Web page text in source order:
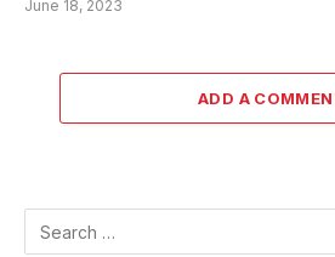
June 18, 2023
ADD A